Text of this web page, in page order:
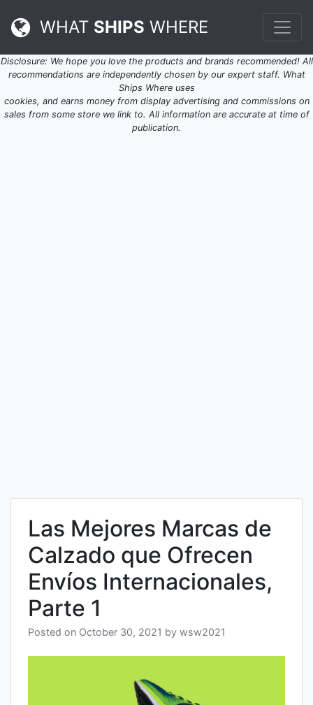
WHAT SHIPS WHERE
Disclosure: We hope you love the products and brands recommended! All
recommendations are independently chosen by our expert staff. What
Ships Where uses
cookies, and earns money from display advertising and commissions on
sales from some store we link to. All information are accurate at time of
publication.
Las Mejores Marcas de
Calzado que Ofrecen
Envíos Internacionales,
Parte 1
Posted on October 30, 2021 by wsw2021